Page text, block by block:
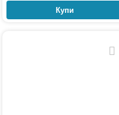
Купи